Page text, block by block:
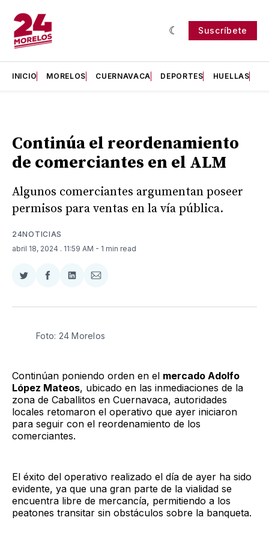
Suscríbete
INICIO MORELOS CUERNAVACA DEPORTES HUELLAS
Continúa el reordenamiento
de comerciantes en el ALM
Algunos comerciantes argumentan poseer
permisos para ventas en la vía pública.
24NOTICIAS
abril 18, 2024 . 11:59 AM - 1 min read
Compartir
Twitter
Compartir
Facebook
Compartir
LinkedIn
Compartir
Email
Foto: 24 Morelos
Continúan poniendo orden en el mercado Adolfo
López Mateos, ubicado en las inmediaciones de la
zona de Caballitos en Cuernavaca, autoridades
locales retomaron el operativo que ayer iniciaron
para seguir con el reordenamiento de los
comerciantes.
El éxito del operativo realizado el día de ayer ha sido
evidente, ya que una gran parte de la vialidad se
encuentra libre de mercancía, permitiendo a los
peatones transitar sin obstáculos sobre la banqueta.